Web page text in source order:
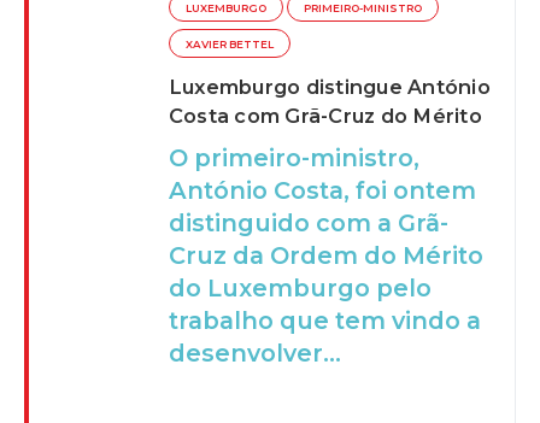
LUXEMBURGO PRIMEIRO-MINISTRO
XAVIER BETTEL
Luxemburgo distingue António
Costa com Grã-Cruz do Mérito
O primeiro-ministro,
António Costa, foi ontem
distinguido com a Grã-
Cruz da Ordem do Mérito
do Luxemburgo pelo
trabalho que tem vindo a
desenvolver...